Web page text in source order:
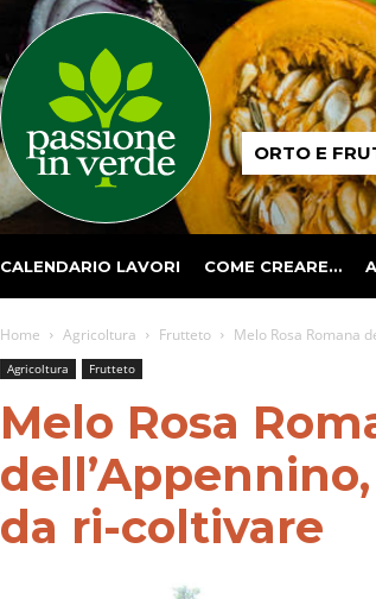
Passione
in ORTO E
CALENDARIO LAVORI COME CREARE…
Home Agricoltura Frutteto Melo Rosa Romana
Agricoltura Frutteto
Melo Rosa
da ri-coltivare